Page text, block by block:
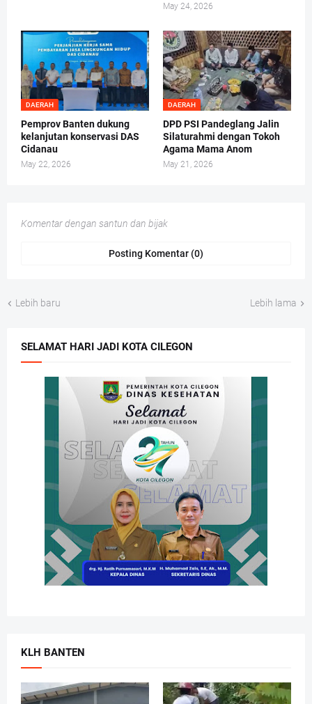
May 24, 2026
DAERAH
Pemprov Banten dukung
kelanjutan konservasi DAS
Cidanau
May 22, 2026
DAERAH
DPD PSI Pandeglang Jalin
Silaturahmi dengan Tokoh
Agama Mama Anom
May 21, 2026
Komentar dengan santun dan bijak
Posting Komentar (0)
Lebih baru Lebih lama
SELAMAT HARI JADI KOTA CILEGON
KLH BANTEN